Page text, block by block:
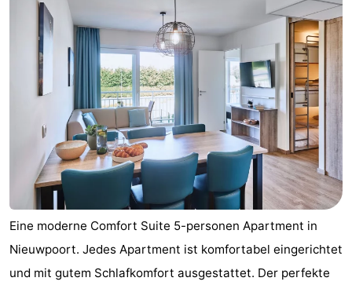
Eine moderne Comfort Suite 5-personen Apartment in
Nieuwpoort. Jedes Apartment ist komfortabel eingerichtet
und mit gutem Schlafkomfort ausgestattet. Der perfekte